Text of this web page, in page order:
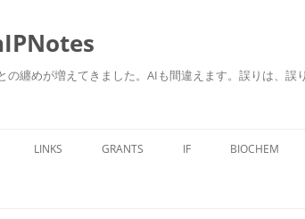
纏めが増えてきました。AIも間違えます。誤りは、誤
LINKS GRANTS IF BIOCHEM